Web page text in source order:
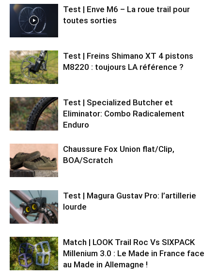
Test | Enve M6 – La roue trail pour
toutes sorties
Test | Freins Shimano XT 4 pistons
M8220 : toujours LA référence ?
Test | Specialized Butcher et
Eliminator: Combo Radicalement
Enduro
Chaussure Fox Union flat/Clip,
BOA/Scratch
Test | Magura Gustav Pro: l’artillerie
lourde
Match | LOOK Trail Roc Vs SIXPACK
Millenium 3.0 : Le Made in France face
au Made in Allemagne !